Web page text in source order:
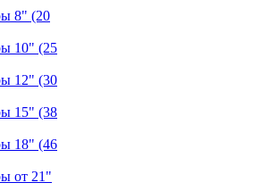
8" (20
10" (25
12" (30
15" (38
18" (46
от 21"